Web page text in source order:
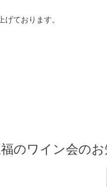
げております。
のワイン会のお